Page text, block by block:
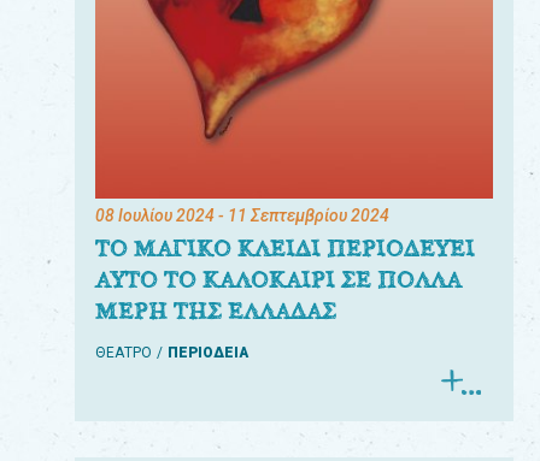
08 Ιουλίου 2024- 11 Σεπτεμβρίου 2024
ΤΟ ΜΑΓΙΚΟ ΚΛΕΙΔΙ ΠΕΡΙΟΔΕΥΕΙ
ΑΥΤΟ ΤΟ ΚΑΛΟΚΑΙΡΙ ΣΕ ΠΟΛΛΑ
ΜΕΡΗ ΤΗΣ ΕΛΛΑΔΑΣ
ΘΕΑΤΡΟ ΠΕΡΙΟΔΕΙΑ